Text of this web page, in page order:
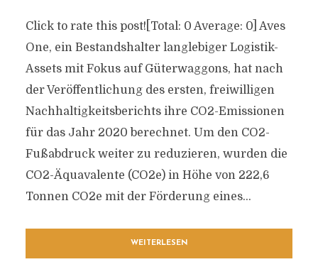
Click to rate this post![Total: 0 Average: 0] Aves
One, ein Bestandshalter langlebiger Logistik-
Assets mit Fokus auf Güterwaggons, hat nach
der Veröffentlichung des ersten, freiwilligen
Nachhaltigkeitsberichts ihre CO2-Emissionen
für das Jahr 2020 berechnet. Um den CO2-
Fußabdruck weiter zu reduzieren, wurden die
CO2-Äquavalente (CO2e) in Höhe von 222,6
Tonnen CO2e mit der Förderung eines...
WEITERLESEN